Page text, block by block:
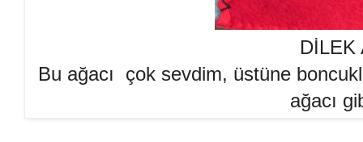
DİLEK
Bu ağacı çok sevdim, üstüne
ağacı